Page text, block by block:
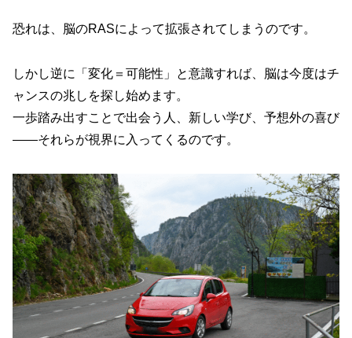
恐れは、脳のRASによって拡張されてしまうのです。
しかし逆に「変化＝可能性」と意識すれば、脳は今度はチ
ャンスの兆しを探し始めます。
一歩踏み出すことで出会う人、新しい学び、予想外の喜び
――それらが視界に入ってくるのです。